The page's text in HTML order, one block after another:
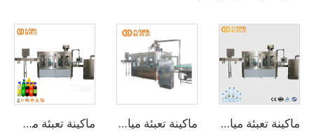
ماكينة تعبئة مياه شرب أوتوماتيكية بسعة 8000 زجاجة بالساعة (CGF16-16-5) ماكينة تعبئة مياه شرب أوتوماتيكية بسعة 18000-20000 زجاجة بالساعة ماكينة تعبئة مشروبات المياه الغازية بسعة 1000-24000 زجاجة في الساعة